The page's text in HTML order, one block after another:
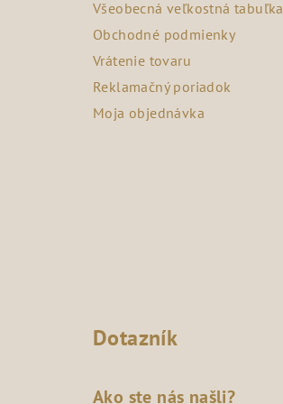
Všeobecná veľkostná tabuľka
Obchodné podmienky
Vrátenie tovaru
Reklamačný poriadok
Moja objednávka
Dotazník
Ako ste nás našli?